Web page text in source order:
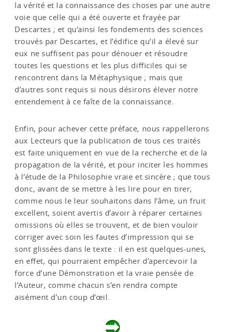
la vérité et la connaissance des choses par une autre
voie que celle qui a été ouverte et frayée par
Descartes ; et qu’ainsi les fondements des sciences
trouvés par Descartes, et l’édifice qu’il a élevé sur
eux ne suffisent pas pour dénouer et résoudre
toutes les questions et les plus difficiles qui se
rencontrent dans la Métaphysique ; mais que
d’autres sont requis si nous désirons élever notre
entendement à ce faîte de la connaissance.
Enfin, pour achever cette préface, nous rappellerons
aux Lecteurs que la publication de tous ces traités
est faite uniquement en vue de la recherche et de la
propagation de la vérité, et pour inciter les hommes
à l’étude de la Philosophie vraie et sincère ; que tous
donc, avant de se mettre à les lire pour en tirer,
comme nous le leur souhaitons dans l’âme, un fruit
excellent, soient avertis d’avoir à réparer certaines
omissions où elles se trouvent, et de bien vouloir
corriger avec soin les fautes d’impression qui se
sont glissées dans le texte : il en est quelques-unes,
en effet, qui pourraient empêcher d’apercevoir la
force d’une Démonstration et la vraie pensée de
l’Auteur, comme chacun s’en rendra compte
aisément d’un coup d’œil.